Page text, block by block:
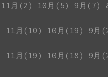
11月(2) 10月(5) 9月(7)
11月(10) 10月(19) 9月
11月(19) 10月(18) 9月